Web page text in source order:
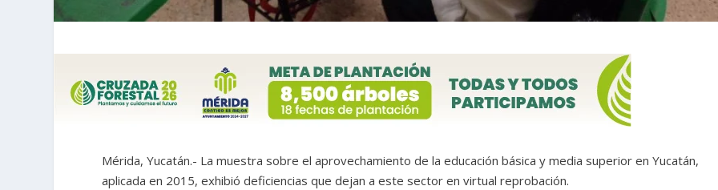
Mérida, Yucatán.- La muestra sobre el aprovechamiento de la educación básica y media superior en Yucatán,
aplicada en 2015, exhibió deficiencias que dejan a este sector en virtual reprobación.